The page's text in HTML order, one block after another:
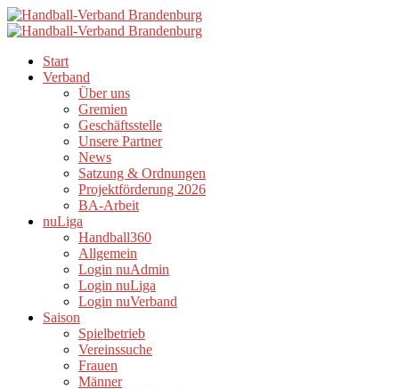
Start
Verband
Über uns
Gremien
Geschäftsstelle
Unsere Partner
News
Satzung & Ordnungen
Projektförderung 2026
BA-Arbeit
nuLiga
Handball360
Allgemein
Login nuAdmin
Login nuLiga
Login nuVerband
Saison
Spielbetrieb
Vereinssuche
Frauen
Männer